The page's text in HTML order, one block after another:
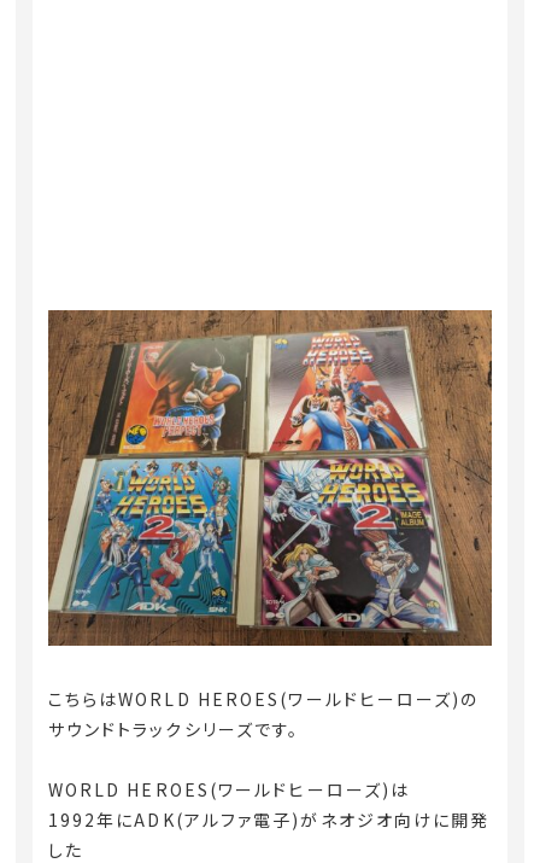
こちらはWORLD HEROES(ワールドヒーローズ)の
サウンドトラックシリーズです。
WORLD HEROES(ワールドヒーローズ)は
1992年にADK(アルファ電子)がネオジオ向けに開発
した